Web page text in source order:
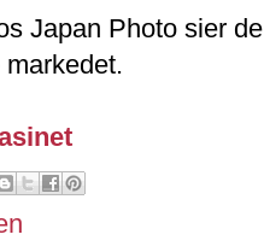
Japan Photo sier